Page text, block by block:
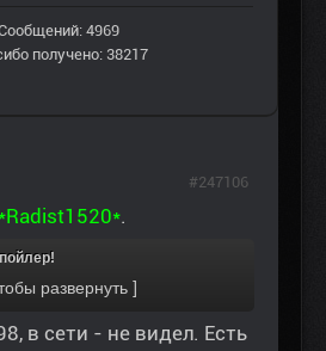
4969
получено: 38217
*Radist1520*.
в сети - не видел. Есть
#247106